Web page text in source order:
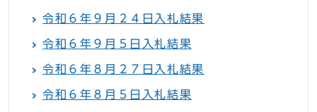
令和６年９月２４日入札結果
令和６年９月５日入札結果
令和６年８月２７日入札結果
令和６年８月５日入札結果